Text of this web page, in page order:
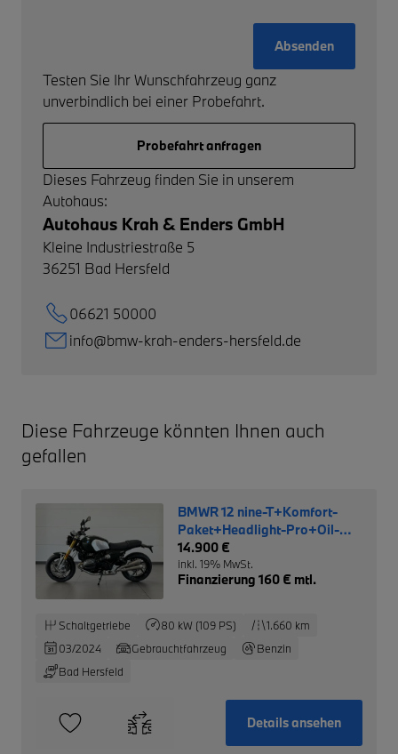
Absenden
Testen Sie Ihr Wunschfahrzeug ganz
unverbindlich bei einer Probefahrt.
Probefahrt anfragen
Dieses Fahrzeug finden Sie in unserem
Autohaus:
Autohaus Krah & Enders GmbH
Kleine Industriestraße 5
36251 Bad Hersfeld
06621 50000
info@bmw-krah-enders-hersfeld.de
Diese Fahrzeuge könnten Ihnen auch
gefallen
BMWR 12 nine-T+Komfort-
Paket+Headlight-Pro+Oil-
Incl.
14.900 €
inkl. 19% MwSt.
Finanzierung 160 € mtl.
Schaltgetriebe 80 kW (109 PS)
1.660 km
03/2024
Gebrauchtfahrzeug
Benzin
Bad Hersfeld
Details ansehen